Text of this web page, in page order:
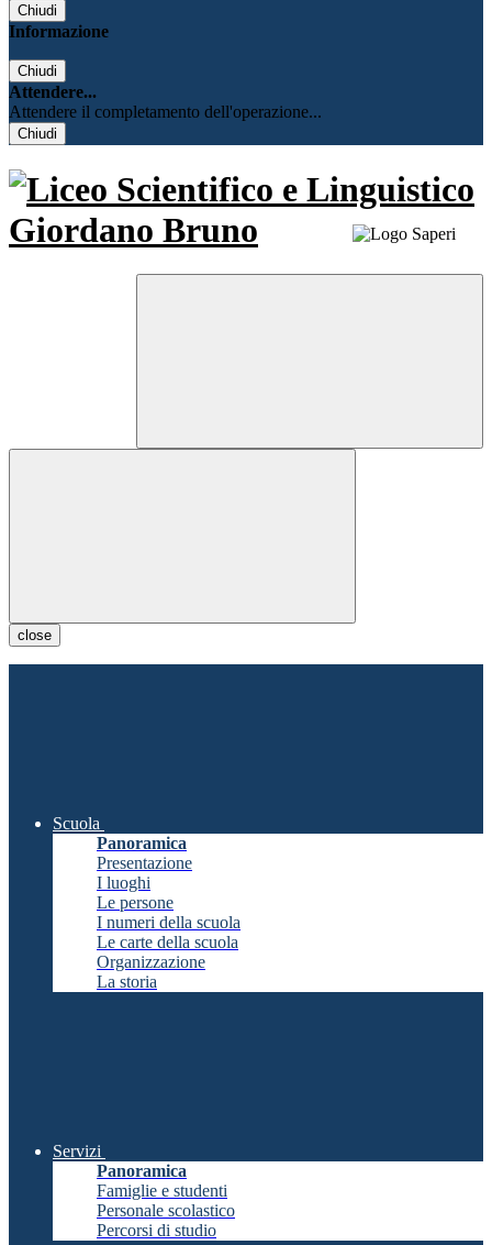
Chiudi
Informazione
Chiudi
Attendere...
Attendere il completamento dell'operazione...
Chiudi
close
Scuola
Panoramica
Presentazione
I luoghi
Le persone
I numeri della scuola
Le carte della scuola
Organizzazione
La storia
Servizi
Panoramica
Famiglie e studenti
Personale scolastico
Percorsi di studio